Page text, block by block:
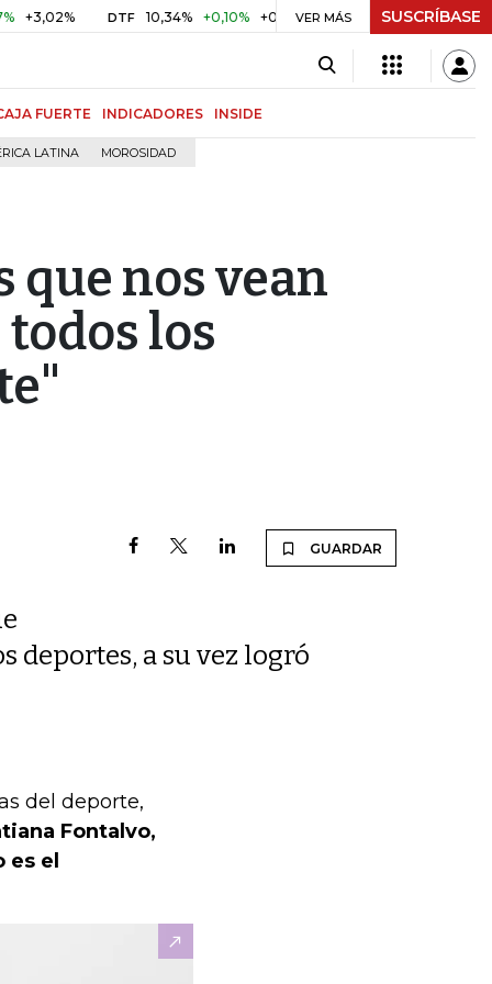
DTF 10,34% +0,10% +0,98% UVR $ 416,86 +$ 0,05 +0,01%
VER MÁS SUSCRÍBASE
FUERTE INDICADORES INSIDE
LATINA MOROSIDAD
que nos vean
los
GUARDAR
deportes, a su vez logró
del deporte,
Fontalvo,
el